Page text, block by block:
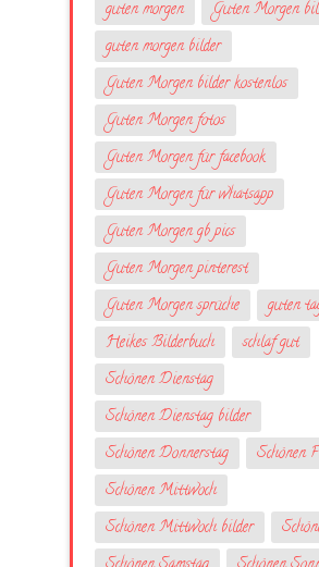
guten morgen
Guten Morgen
guten morgen bilder
Guten Morgen bilder kostenlos
Guten Morgen fotos
Guten Morgen für facebook
Guten Morgen für whatsapp
Guten Morgen gb pics
Guten Morgen pinterest
Guten Morgen sprüche
guten
Heikes Bilderbuch
schlaf gut
Schönen Dienstag
Schönen Dienstag bilder
Schönen Donnerstag
Schönen
Schönen Mittwoch
Schönen Mittwoch bilder